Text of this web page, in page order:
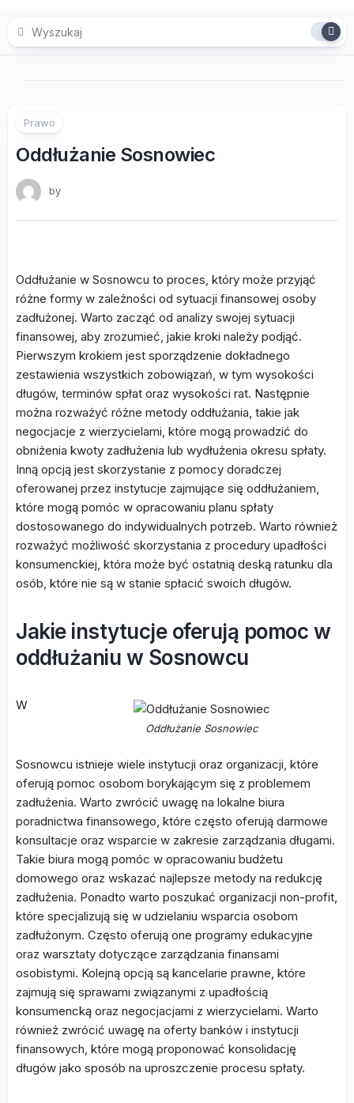
content
Prawo
Oddłużanie Sosnowiec
by
Oddłużanie w Sosnowcu to proces, który może przyjąć
różne formy w zależności od sytuacji finansowej osoby
zadłużonej. Warto zacząć od analizy swojej sytuacji
finansowej, aby zrozumieć, jakie kroki należy podjąć.
Pierwszym krokiem jest sporządzenie dokładnego
zestawienia wszystkich zobowiązań, w tym wysokości
długów, terminów spłat oraz wysokości rat. Następnie
można rozważyć różne metody oddłużania, takie jak
negocjacje z wierzycielami, które mogą prowadzić do
obniżenia kwoty zadłużenia lub wydłużenia okresu spłaty.
Inną opcją jest skorzystanie z pomocy doradczej
oferowanej przez instytucje zajmujące się oddłużaniem,
które mogą pomóc w opracowaniu planu spłaty
dostosowanego do indywidualnych potrzeb. Warto również
rozważyć możliwość skorzystania z procedury upadłości
konsumenckiej, która może być ostatnią deską ratunku dla
osób, które nie są w stanie spłacić swoich długów.
Jakie instytucje oferują pomoc w
oddłużaniu w Sosnowcu
Oddłużanie Sosnowiec
W
Sosnowcu istnieje wiele instytucji oraz organizacji, które
oferują pomoc osobom borykającym się z problemem
zadłużenia. Warto zwrócić uwagę na lokalne biura
poradnictwa finansowego, które często oferują darmowe
konsultacje oraz wsparcie w zakresie zarządzania długami.
Takie biura mogą pomóc w opracowaniu budżetu
domowego oraz wskazać najlepsze metody na redukcję
zadłużenia. Ponadto warto poszukać organizacji non-profit,
które specjalizują się w udzielaniu wsparcia osobom
zadłużonym. Często oferują one programy edukacyjne
oraz warsztaty dotyczące zarządzania finansami
osobistymi. Kolejną opcją są kancelarie prawne, które
zajmują się sprawami związanymi z upadłością
konsumencką oraz negocjacjami z wierzycielami. Warto
również zwrócić uwagę na oferty banków i instytucji
finansowych, które mogą proponować konsolidację
długów jako sposób na uproszczenie procesu spłaty.